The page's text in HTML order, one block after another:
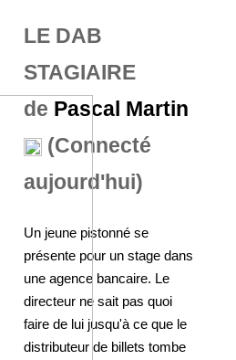
LE DAB
STAGIAIRE
de Pascal Martin
(Connecté
aujourd'hui)
Un jeune pistonné se
présente pour un stage dans
une agence bancaire. Le
directeur ne sait pas quoi
faire de lui jusqu'à ce que le
distributeur de billets tombe